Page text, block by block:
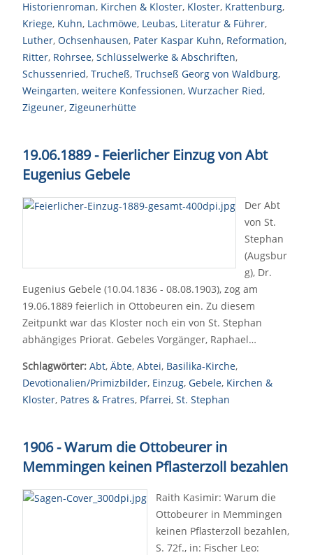
Historienroman, Kirchen & Kloster, Kloster, Krattenburg,
Kriege, Kuhn, Lachmöwe, Leubas, Literatur & Führer,
Luther, Ochsenhausen, Pater Kaspar Kuhn, Reformation,
Ritter, Rohrsee, Schlüsselwerke & Abschriften,
Schussenried, Trucheß, Truchseß Georg von Waldburg,
Weingarten, weitere Konfessionen, Wurzacher Ried,
Zigeuner, Zigeunerhütte
19.06.1889 - Feierlicher Einzug von Abt
Eugenius Gebele
Der Abt
von St.
Stephan
(Augsbur
g), Dr.
Eugenius Gebele (10.04.1836 - 08.08.1903), zog am
19.06.1889 feierlich in Ottobeuren ein. Zu diesem
Zeitpunkt war das Kloster noch ein von St. Stephan
abhängiges Priorat. Gebeles Vorgänger, Raphael…
Schlagwörter: Abt, Äbte, Abtei, Basilika-Kirche,
Devotionalien/Primizbilder, Einzug, Gebele, Kirchen &
Kloster, Patres & Fratres, Pfarrei, St. Stephan
1906 - Warum die Ottobeurer in
Memmingen keinen Pflasterzoll bezahlen
Raith Kasimir: Warum die
Ottobeurer in Memmingen
keinen Pflasterzoll bezahlen,
S. 72f., in: Fischer Leo: